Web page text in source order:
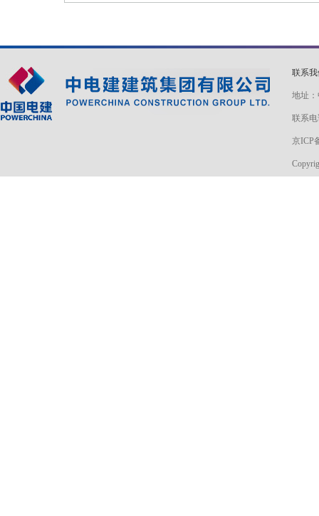
联系
地址
联系电
京ICP